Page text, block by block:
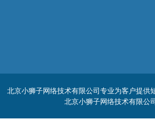
北京小狮子网络技术有限公司专业为客户提
北京小狮子网络技术有限公